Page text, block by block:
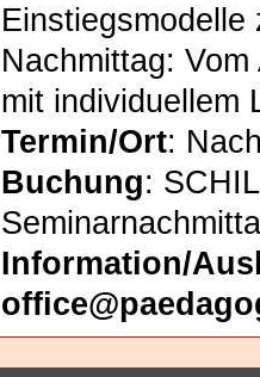
Einstiegsmodelle
Nachmittag:
mit individuellem
Termin/Ort:
Buchung:
Information/